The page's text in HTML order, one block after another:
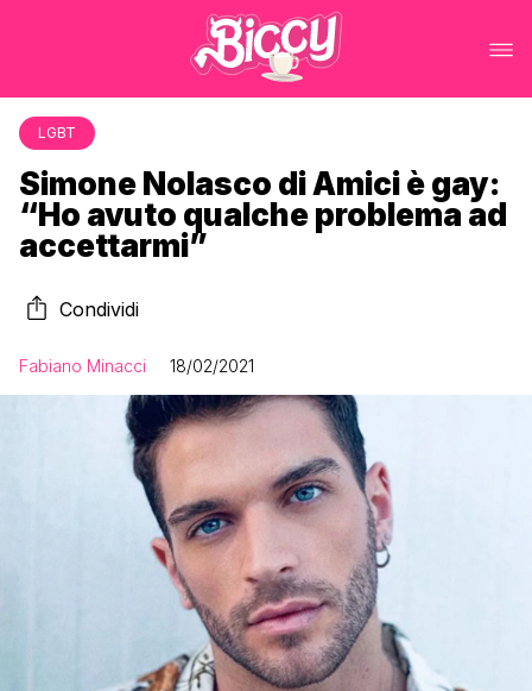
LGBT
Simone Nolasco di Amici è gay:
“Ho avuto qualche problema ad
accettarmi”
Condividi
Fabiano Minacci 18/02/2021